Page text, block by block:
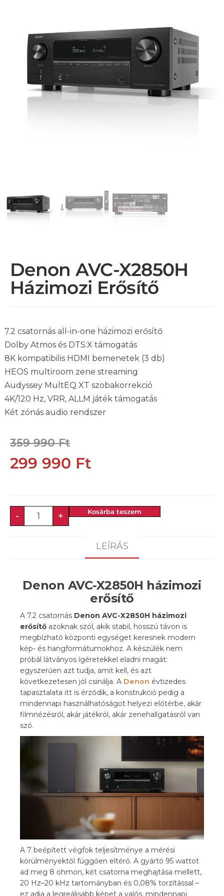
Denon AVC-X2850H
Házimozi Erősítő
7.2 csatornás all-in-one házimozi erősítő
Dolby Atmos és DTS:X támogatás
8K kompatibilis HDMI bemenetek (3 db)
HEOS multiroom zene streaming
Audyssey MultEQ XT szobakorrekció
4K/120 Hz, VRR, ALLM játék támogatás
Két zónás audio rendszer
359 990Ft
299 990 Ft
- + Kosárba teszem
LEÍRÁS
Denon AVC-X2850H házimozi
erősítő
A 7.2 csatornás Denon AVC-X2850H házimozi
erősítő azoknak szól, akik stabil, hosszú távon is
megbízható központi egységet keresnek modern
kép- és hangformátumokhoz. A készülék nem
próbál látványos ígéretekkel eladni magát:
egyszerűen azt tudja, amit kell, és azt
következetesen jól csinálja. A Denon évtizedes
tapasztalata itt is érződik, a konstrukció pedig a
mindennapi használhatóságot helyezi előtérbe, akár
filmnézésről, akár játékról, akár zenehallgatásról van
szó.
A 7 beépített végfok teljesítménye a mérési
körülményektől függően eltérő. A gyártó 95 wattot
ad meg 8 ohmon, két csatorna meghajtása mellett,
20 Hz–20 kHz tartományban és 0,08% torzítással –